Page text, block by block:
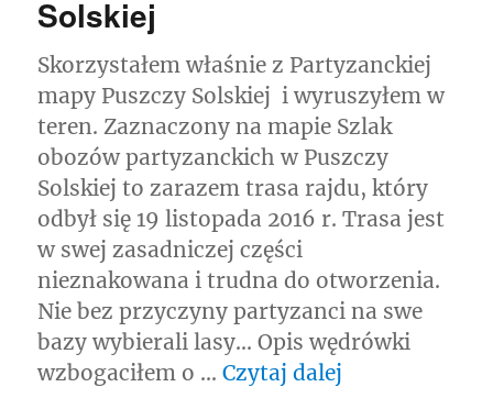
Solskiej
Skorzystałem właśnie z Partyzanckiej
mapy Puszczy Solskiej i wyruszyłem w
teren. Zaznaczony na mapie Szlak
obozów partyzanckich w Puszczy
Solskiej to zarazem trasa rajdu, który
odbył się 19 listopada 2016 r. Trasa jest
w swej zasadniczej części
nieznakowana i trudna do otworzenia.
Nie bez przyczyny partyzanci na swe
bazy wybierali lasy… Opis wędrówki
wzbogaciłem o …Czytaj dalej